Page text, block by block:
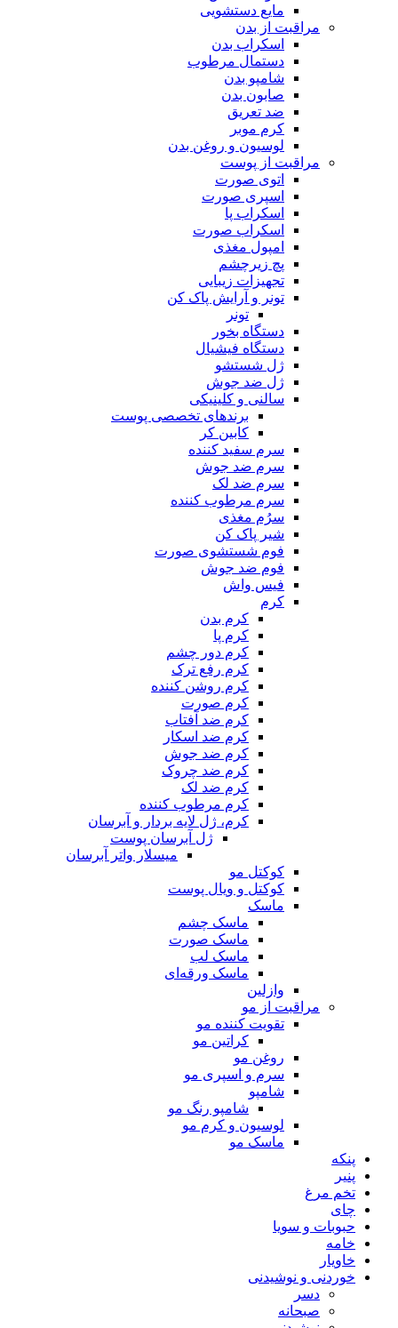
مایع دستشویی
مراقبت از بدن
اسکراب بدن
دستمال مرطوب
شامپو بدن
صابون بدن
ضد تعریق
کرم موبر
لوسیون و روغن بدن
مراقبت از پوست
اتوی صورت
اسپری صورت
اسکراب پا
اسکراب صورت
امپول مغذی
پچ زیرچشم
تجهیزات زیبایی
تونر و آرایش پاک کن
تونر
دستگاه بخور
دستگاه فیشیال
ژل شستشو
ژل ضد جوش
سالنی و کلینیکی
برندهای تخصصی پوست
کابین کر
سرم سفید کننده
سرم ضد جوش
سرم ضد لک
سرم مرطوب کننده
سرُم مغذی
شیر پاک کن
فوم شستشوی صورت
فوم ضد جوش
فیس واش
کرم
کرم بدن
کرم پا
کرم دور چشم
کرم رفع ترک
کرم روشن کننده
کرم صورت
کرم ضد آفتاب
کرم ضد اسکار
کرم ضد جوش
کرم ضد چروک
کرم ضد لک
کرم مرطوب کننده
کرم، ژل لایه بردار و آبرسان
ژل آبرسان پوست
میسلار واتر آبرسان
کوکتل مو
کوکتل‌ و ویال پوست
ماسک
ماسک چشم
ماسک صورت
ماسک لب
ماسک ورقه‌ای
وازلین
مراقبت از مو
تقویت کننده مو
کراتین مو
روغن مو
سرم و اسپری مو
شامپو
شامپو رنگ مو
لوسیون و کرم مو
ماسک مو
پنکه
پنیر
تخم مرغ
چای
حبوبات و سویا
خامه
خاویار
خوردنی و نوشیدنی
دسر
صبحانه